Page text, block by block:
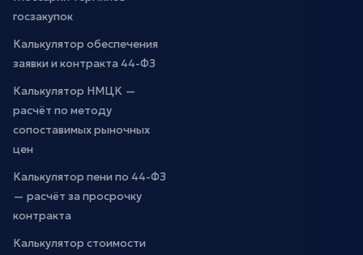
госзакупок
Калькулятор обеспечения
заявки и контракта 44-ФЗ
Калькулятор НМЦК —
расчёт по методу
сопоставимых рыночных
цен
Калькулятор пени по 44-ФЗ
— расчёт за просрочку
контракта
Калькулятор стоимости